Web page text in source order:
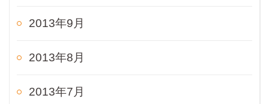
2013年9月
2013年8月
2013年7月